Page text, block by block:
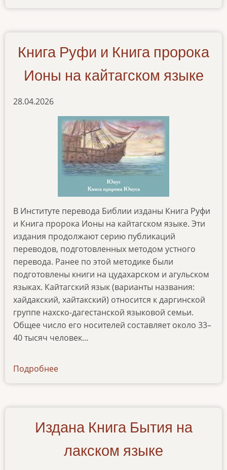
na-
abazinskom-
yazyke
Книга Руфи и Книга пророка
Ионы на кайтагском языке
28.04.2026
В Институте перевода Библии изданы Книга Руфи
и Книга пророка Ионы на кайтагском языке. Эти
издания продолжают серию публикаций
переводов, подготовленных методом устного
перевода. Ранее по этой методике были
подготовлены книги на цудахарском и агульском
языках. Кайтагский язык (варианты названия:
хайдакский, хайтакский) относится к даргинской
группе нахско-дагестанской языковой семьи.
Общее число его носителей составляет около 33–
40 тысяч человек...
Подробнее
i-
proroka-
na-
Издана Книга Бытия на
лакском языке